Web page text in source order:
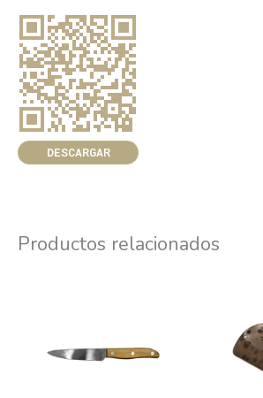
DESCARGAR
Productos relacionados